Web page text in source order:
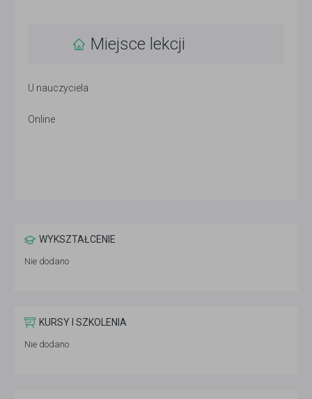
Miejsce lekcji
U nauczyciela
Online
WYKSZTAŁCENIE
Nie dodano
KURSY I SZKOLENIA
Nie dodano